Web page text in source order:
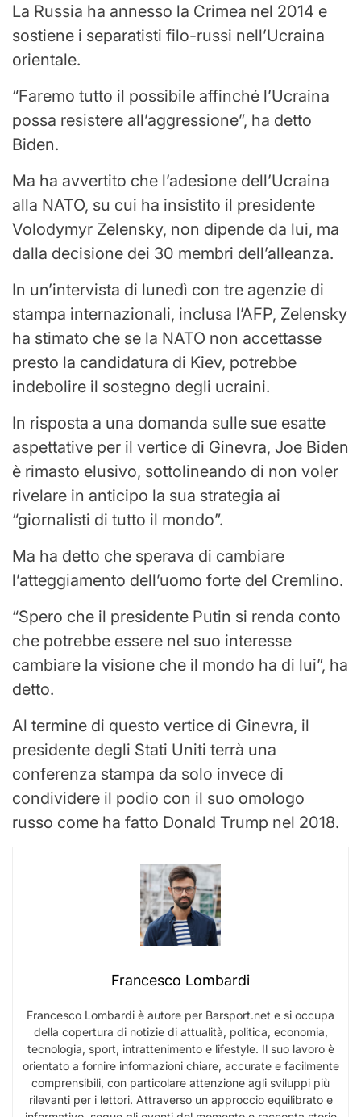
La Russia ha annesso la Crimea nel 2014 e
sostiene i separatisti filo-russi nell’Ucraina
orientale.
“Faremo tutto il possibile affinché l’Ucraina
possa resistere all’aggressione”, ha detto
Biden.
Ma ha avvertito che l’adesione dell’Ucraina
alla NATO, su cui ha insistito il presidente
Volodymyr Zelensky, non dipende da lui, ma
dalla decisione dei 30 membri dell’alleanza.
In un’intervista di lunedì con tre agenzie di
stampa internazionali, inclusa l’AFP, Zelensky
ha stimato che se la NATO non accettasse
presto la candidatura di Kiev, potrebbe
indebolire il sostegno degli ucraini.
In risposta a una domanda sulle sue esatte
aspettative per il vertice di Ginevra, Joe Biden
è rimasto elusivo, sottolineando di non voler
rivelare in anticipo la sua strategia ai
“giornalisti di tutto il mondo”.
Ma ha detto che sperava di cambiare
l’atteggiamento dell’uomo forte del Cremlino.
“Spero che il presidente Putin si renda conto
che potrebbe essere nel suo interesse
cambiare la visione che il mondo ha di lui”, ha
detto.
Al termine di questo vertice di Ginevra, il
presidente degli Stati Uniti terrà una
conferenza stampa da solo invece di
condividere il podio con il suo omologo
russo come ha fatto Donald Trump nel 2018.
Francesco Lombardi
Francesco Lombardi è autore per Barsport.net e si occupa
della copertura di notizie di attualità, politica, economia,
tecnologia, sport, intrattenimento e lifestyle. Il suo lavoro è
orientato a fornire informazioni chiare, accurate e facilmente
comprensibili, con particolare attenzione agli sviluppi più
rilevanti per i lettori. Attraverso un approccio equilibrato e